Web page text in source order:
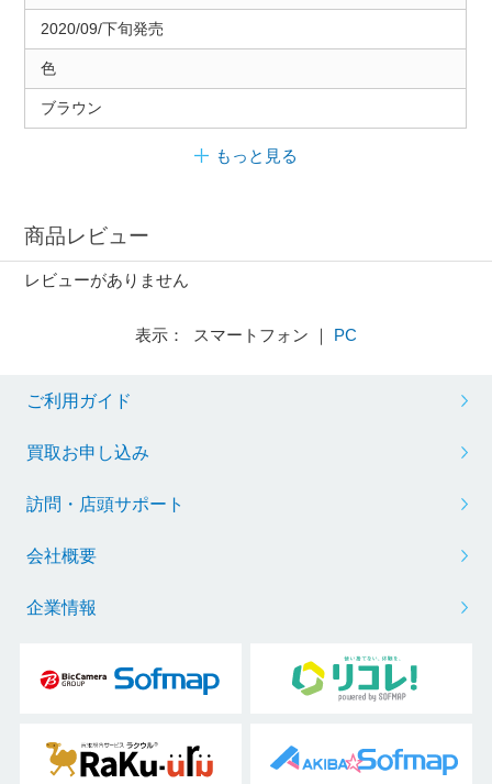
2020/09/下旬発売
色
ブラウン
もっと見る
商品レビュー
レビューがありません
表示： スマートフォン ｜ PC
ご利用ガイド
買取お申し込み
訪問・店頭サポート
会社概要
企業情報